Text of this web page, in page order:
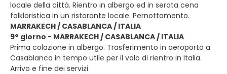
locale della città. Rientro in albergo ed in serata cena
folkloristica in un ristorante locale. Pernottamento.
MARRAKECH / CASABLANCA / ITALIA
9° giorno - MARRAKECH / CASABLANCA / ITALIA
Prima colazione in albergo. Trasferimento in aeroporto a
Casablanca in tempo utile per il volo di rientro in Italia.
Arrivo e fine dei servizi